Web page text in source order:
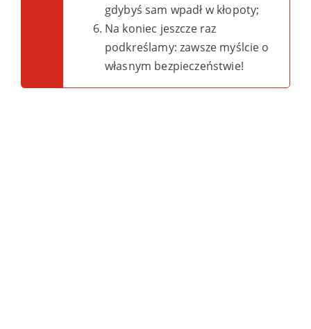
gdybyś sam wpadł w kłopoty;
Na koniec jeszcze raz
podkreślamy: zawsze myślcie o
własnym bezpieczeństwie!